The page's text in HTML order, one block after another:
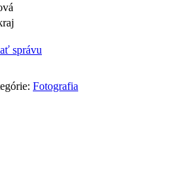
správu
Fotografia